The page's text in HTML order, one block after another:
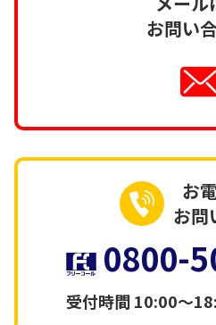
お問い
お
お問
0800-
受付時間10:00～